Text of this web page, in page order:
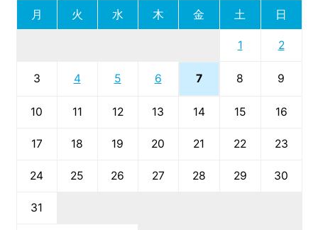
月 火 水 木 金 土 日
1 2
3 4 5 6 7 8 9
10 11 12 13 14 15 16
17 18 19 20 21 22 23
24 25 26 27 28 29 30
31